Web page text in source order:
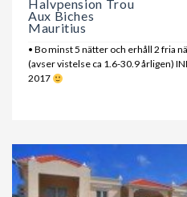
Halvpension Trou
Aux Biches
Mauritius
• Bo minst 5 nätter och erhåll 2 fria
(avser vistelse ca 1.6-30.9 årligen)
2017